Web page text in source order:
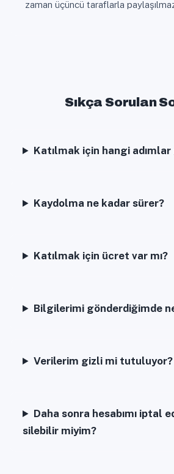
zaman üçüncü taraflarla
Sıkça Sorulan
Katılmak için hangi
Kaydolma ne kadar sürer?
Katılmak için ücret var mı?
Bilgilerimi gönderdiğimde
Verilerim gizli mi tutuluyor?
Daha sonra hesabımı iptal
silebilir miyim?